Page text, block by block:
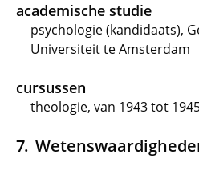
academische studie
psychologie (kandidaats),
Universiteit te Amsterdam
cursussen
theologie, van 1943 tot